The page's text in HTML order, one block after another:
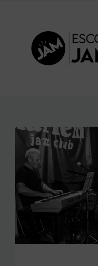
ESCOLA
PROGRAMA
CENTRE SUPERIOR
FUNDACIÓ JAM